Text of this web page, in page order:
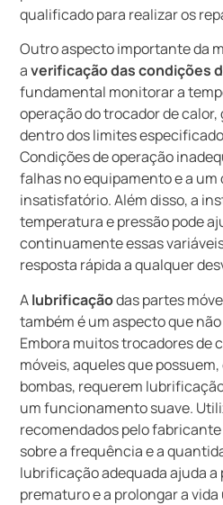
qualificado para realizar os
Outro aspecto importante da
averificação das condições
fundamental monitorar a
operação do trocador de
dentro dos limites
Condições de operação
falhas no equipamento e a um
insatisfatório. Além disso, a
temperatura e pressão pode
continuamente essas
resposta rápida a qualquer
Alubrificaçãodas partes
também é um aspecto que
Embora muitos trocadores de
móveis, aqueles que
bombas, requerem
um funcionamento suave.
recomendados pelo
sobre a frequência e a
lubrificação adequada ajuda a
prematuro e a prolongar a